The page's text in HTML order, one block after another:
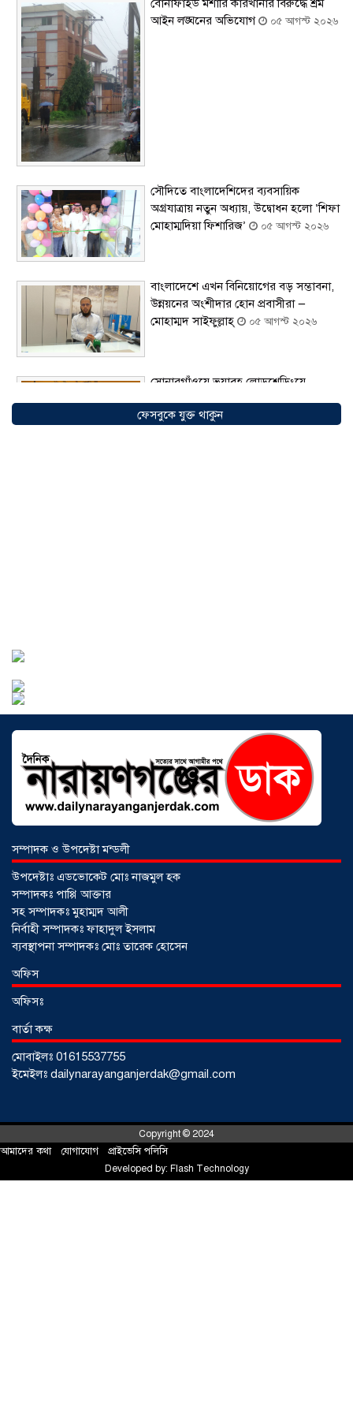
বোনাফাইড মশারি কারখানার বিরুদ্ধে শ্রম
আইন লঙ্ঘনের অভিযোগ
০৫ আগস্ট ২০২৬
সৌদিতে বাংলাদেশিদের ব্যবসায়িক
অগ্রযাত্রায় নতুন অধ্যায়, উদ্বোধন হলো ‘শিফা
মোহাম্মদিয়া ফিশারিজ’
০৫ আগস্ট ২০২৬
বাংলাদেশে এখন বিনিয়োগের বড় সম্ভাবনা,
উন্নয়নের অংশীদার হোন প্রবাসীরা —
মোহাম্মদ সাইফুল্লাহ্
০৫ আগস্ট ২০২৬
সোনারগাঁওয়ে ভয়াবহ লোডশেডিংয়ে
২০২৬
আড়াইহাজারে জেলেদের জালে উঠে এলো
শর্টগান
০৩ আগস্ট ২০২৬
ব্যবসায়ী গ্রেফতার
সোনারগাঁয়ে পরিত্যক্ত উন্নয়ন প্রকল্প:
ঠিকাদারের গাফিলতি নাকি তদারকির অভাব
ফেসবুকে যুক্ত থাকুন
সম্পাদক ও উপদেষ্টা মন্ডলী
উপদেষ্টাঃ এডভোকেট মোঃ নাজমুল হক
সম্পাদকঃ পাপ্পি আক্তার
সহ সম্পাদকঃ মুহাম্মদ আলী
নির্বাহী সম্পাদকঃ ফাহাদুল ইসলাম
ব্যবস্থাপনা সম্পাদকঃ মোঃ তারেক হোসেন
অফিস
অফিসঃ
বার্তা কক্ষ
মোবাইলঃ 01615537755
ইমেইলঃ dailynarayanganjerdak@gmail.com
Copyright © 2024
আমাদের কথা যোগাযোগ প্রাইভেসি পলিসি
Developed by: Flash Technology